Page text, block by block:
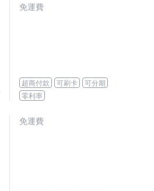
免運費
超商付款 可刷卡
可分期
零利率
免運費